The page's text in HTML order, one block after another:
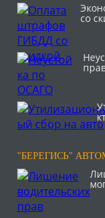
со
"БЕРЕГИСЬ"